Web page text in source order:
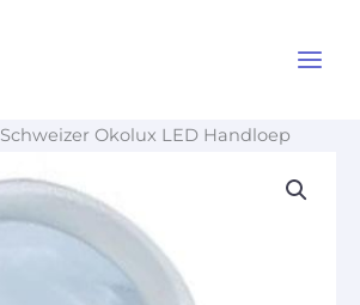
Schweizer Okolux LED Handloep